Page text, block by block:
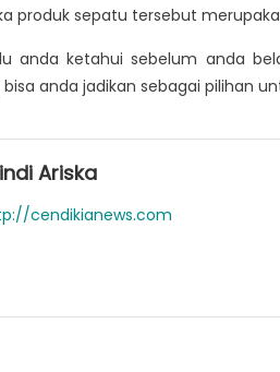
produk sepatu tersebut
anda ketahui sebelum anda
anda jadikan sebagai pilihan
Ariska
cendikianews.com